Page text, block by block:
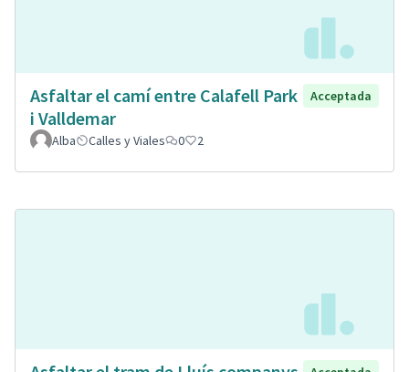
Asfaltar el camí entre Calafell Park
i Valldemar
Acceptada
Alba Calles y Viales 0 2